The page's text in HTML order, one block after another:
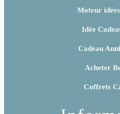
Moteur
Idée
Cadeau
Acheter
Coffrets